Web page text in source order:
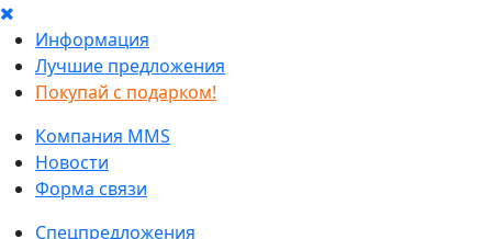
Информация
Лучшие предложения
Покупай с подарком!
Компания MMS
Новости
Форма связи
Спецпредложения